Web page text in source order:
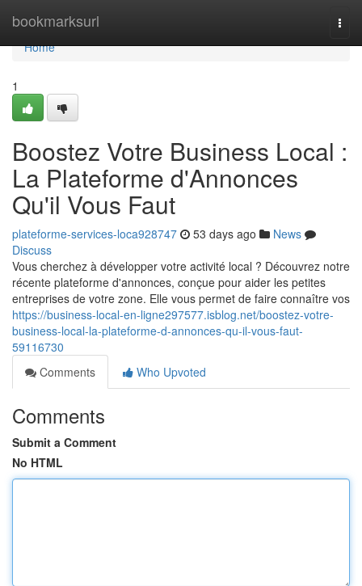
bookmarksurl
Home
Home
1
Boostez Votre Business Local :
La Plateforme d'Annonces
Qu'il Vous Faut
plateforme-services-loca928747 53 days ago
News
Discuss
Vous cherchez à développer votre activité local ? Découvrez notre
récente plateforme d'annonces, conçue pour aider les petites
entreprises de votre zone. Elle vous permet de faire connaître vos
https://business-local-en-ligne297577.isblog.net/boostez-votre-
business-local-la-plateforme-d-annonces-qu-il-vous-faut-
59116730
Comments
Who Upvoted
Comments
Submit a Comment
No HTML